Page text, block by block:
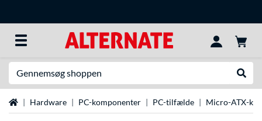
StartsideHardware PC-komponenter PC-tilfælde Micro-ATX-